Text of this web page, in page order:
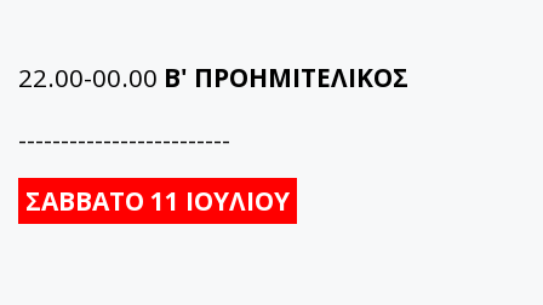
22.00-00.00 Β' ΠΡΟΗΜΙΤΕΛΙΚΟΣ
-------------------------
ΣΑΒΒΑΤΟ 11 ΙΟΥΛΙΟΥ